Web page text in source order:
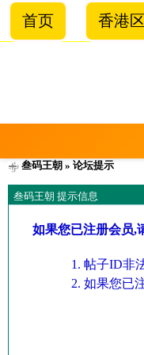
首页 香港区
叁码王朝 » 论坛提示
叁码王朝 提示信息
如果您已注册会员,
帖子ID非
如果您已